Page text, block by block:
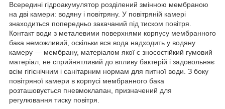
Всередині гідроакумулятор розділений змінною мембраною
на дві камери: водяну і повітряну. У повітряній камері
знаходиться попередньо закачаний під тиском повітря.
Контакт води з металевими поверхнями корпусу мембранного
бака неможливий, оскільки вся вода надходить у водяну
камеру — мембрану, матеріалом якої є зносостійкий гумовий
матеріал, не сприйнятливий до впливу бактерій і задовольняє
всім гігієнічним і санітарним нормам для питної води. З боку
повітряної камери в корпусі мембранного бака
розташовується пневмоклапан, призначений для
регулювання тиску повітря.